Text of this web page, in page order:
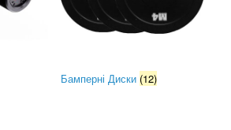
Бамперні Диски (12)